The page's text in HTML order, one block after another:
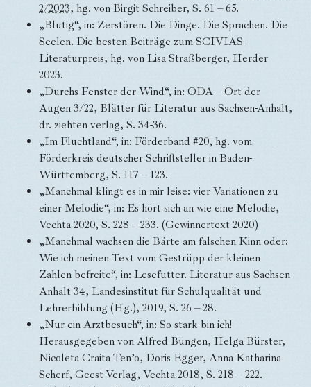
2/2023, hg. von Birgit Schreiber, S. 61 – 65.
„Blutig“, in: Zerstören. Die Dinge. Die Sprachen. Die
Seelen. Die besten Beiträge zum SCIVIAS-
Literaturpreis, hg. von Lisa Straßberger, Herder
2023.
„Durchs Fenster der Wind“, in: ODA – Ort der
Augen 3/22, Blätter für Literatur aus Sachsen-Anhalt,
dr. ziehten verlag, S. 34-36.
„Im Fluchtland“, in: Förderband #20, hg. vom
Förderkreis deutscher Schriftsteller in Baden-
Württemberg, S. 117 – 123.
„Manchmal klingt es in mir leise: vier Variationen zu
einer Melodie“, in: Es hört sich an wie eine Melodie,
Vechta 2020, S. 228 – 233. (Gewinnertext 2020)
„Manchmal wachsen die Bärte am falschen Kinn oder:
Wie ich meinen Text vom Gestrüpp der kleinen
Zahlen befreite“, in: Lesefutter. Literatur aus Sachsen-
Anhalt 34, Landesinstitut für Schulqualität und
Lehrerbildung (Hg.), 2019, S. 26 – 28.
„Nur ein Arztbesuch“, in: So stark bin ich!
Herausgegeben von Alfred Büngen, Helga Bürster,
Nicoleta Craita Ten’o, Doris Egger, Anna Katharina
Scherf, Geest-Verlag, Vechta 2018, S. 218 – 222.